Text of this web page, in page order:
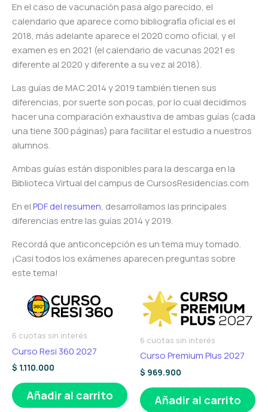
En el caso de vacunación pasa algo parecido, el
calendario que aparece como bibliografía oficial es el
2018, más adelante aparece el 2020 como oficial, y el
examen es en 2021 (el calendario de vacunas 2021 es
diferente al 2020 y diferente a su vez al 2018).
Las guías de MAC 2014 y 2019 también tienen sus
diferencias, por suerte son pocas, por lo cual decidimos
hacer una comparación exhaustiva de ambas guías (cada
una tiene 300 páginas) para facilitar el estudio a nuestros
alumnos.
Ambas guías están disponibles para la descarga en la
Biblioteca Virtual del campus de CursosResidencias.com
En elPDF del resumen, desarrollamos las principales
diferencias entre las guías 2014 y 2019.
Recordá que anticoncepción es un tema muy tomado.
¡Casi todos los exámenes aparecen preguntas sobre
este tema!
6 cuotas sin interés
Curso Resi 360 2027
$ 1.110.000
Añadir al carrito
6 cuotas sin interés
Curso Premium Plus 2027
$ 969.900
Añadir al carrito